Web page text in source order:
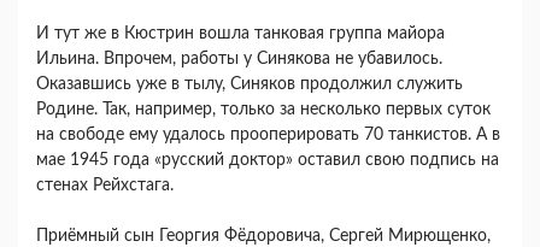
И тут же в Кюстрин вошла танковая группа майора
Ильина. Впрочем, работы у Синякова не убавилось.
Оказавшись уже в тылу, Синяков продолжил служить
Родине. Так, например, только за несколько первых суток
на свободе ему удалось прооперировать 70 танкистов. А в
мае 1945 года «русский доктор» оставил свою подпись на
стенах Рейхстага.
Приёмный сын Георгия Фёдоровича, Сергей Мирющенко,